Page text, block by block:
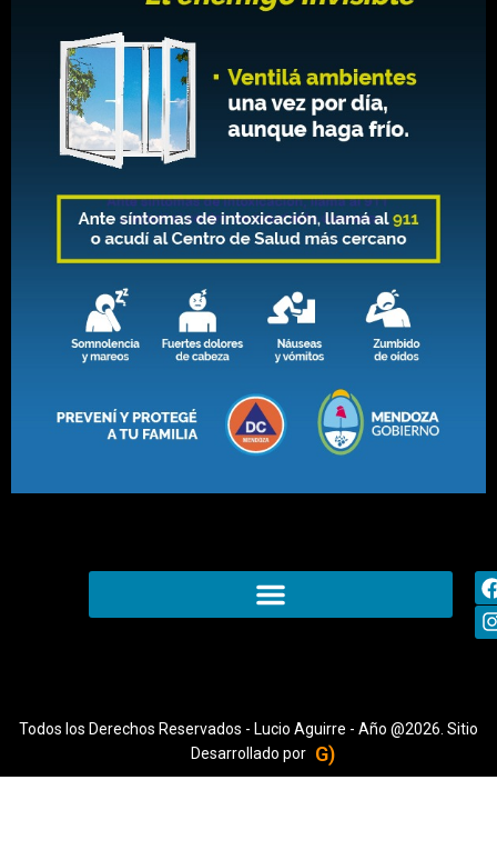
Todos los Derechos Reservados - Lucio Aguirre - Año @2026. Sitio
Desarrollado por G)